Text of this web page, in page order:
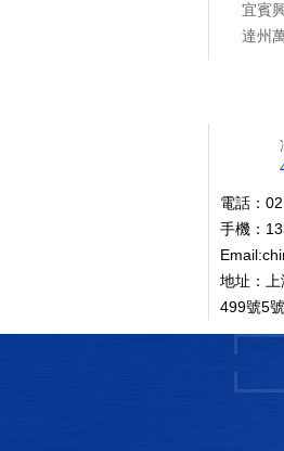
藏保
案
宜賓
期
達州
電話：
手機：
地址：
499號5